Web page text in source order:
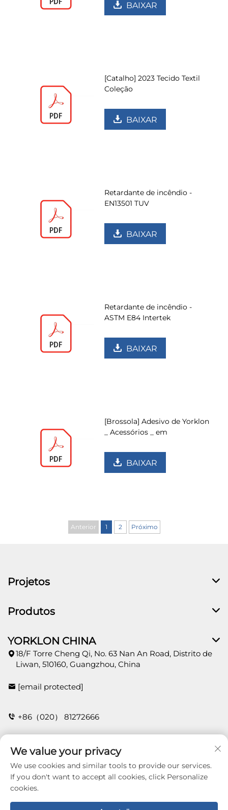
BAIXAR
[Catalho] 2023 Tecido Textil
Coleção
BAIXAR
Retardante de incêndio -
EN13501 TUV
BAIXAR
Retardante de incêndio -
ASTM E84 Intertek
BAIXAR
[Brossola] Adesivo de Yorklon
_ Acessórios _ em
BAIXAR
Anterior 1 2 Próximo
Projetos
Produtos
YORKLON CHINA
18/F Torre Cheng Qi, No. 63 Nan An Road, Distrito de
Liwan, 510160, Guangzhou, China
[email protected]
+86（020） 81272666
CONTATO
Copyright © 2026 Guangzhou Yorklon Wallcoverings
We value your privacy
We use cookies and similar tools to provide our services.
If you don't want to accept all cookies, click Personalize
cookies.